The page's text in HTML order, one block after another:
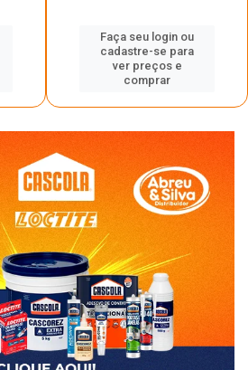
Faça seu login ou
cadastre-se para
ver preços e
comprar